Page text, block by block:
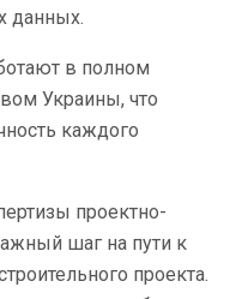
данных.
в полном
Украины, что
каждого
проектно-
шаг на пути к
проекта.